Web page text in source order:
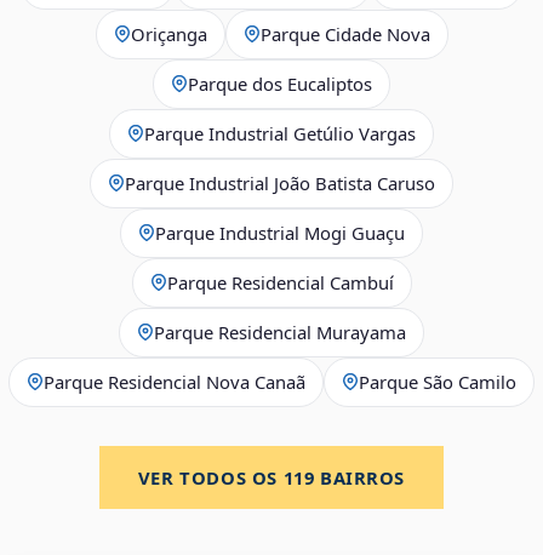
Oriçanga Parque Cidade Nova
Parque dos Eucaliptos
Parque Industrial Getúlio Vargas
Parque Industrial João Batista Caruso
Parque Industrial Mogi Guaçu
Parque Residencial Cambuí
Parque Residencial Murayama
Parque Residencial Nova Canaã Parque São Camilo
VER TODOS OS 119 BAIRROS